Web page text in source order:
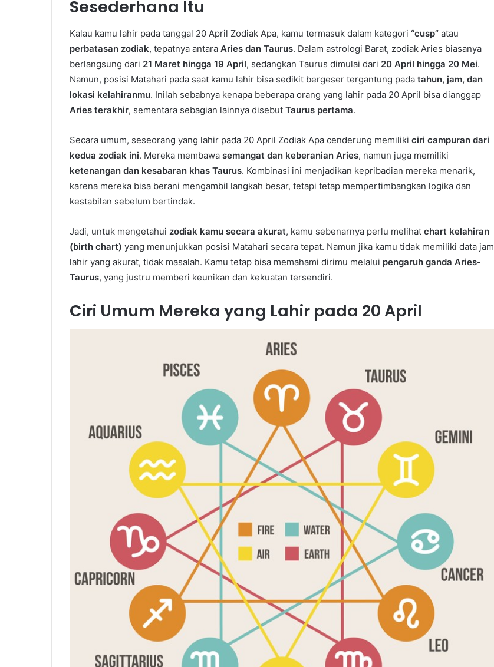
Sesederhana Itu
Kalau kamu lahir pada tanggal 20 April Zodiak Apa, kamu termasuk dalam kategori “cusp” atau
perbatasan zodiak, tepatnya antara Aries dan Taurus. Dalam astrologi Barat, zodiak Aries biasanya
berlangsung dari 21 Maret hingga 19 April, sedangkan Taurus dimulai dari 20 April hingga 20 Mei.
Namun, posisi Matahari pada saat kamu lahir bisa sedikit bergeser tergantung pada tahun, jam, dan
lokasi kelahiranmu. Inilah sebabnya kenapa beberapa orang yang lahir pada 20 April bisa dianggap
Aries terakhir, sementara sebagian lainnya disebut Taurus pertama.
Secara umum, seseorang yang lahir pada 20 April Zodiak Apa cenderung memiliki ciri campuran dari
kedua zodiak ini. Mereka membawa semangat dan keberanian Aries, namun juga memiliki
ketenangan dan kesabaran khas Taurus. Kombinasi ini menjadikan kepribadian mereka menarik,
karena mereka bisa berani mengambil langkah besar, tetapi tetap mempertimbangkan logika dan
kestabilan sebelum bertindak.
Jadi, untuk mengetahui zodiak kamu secara akurat, kamu sebenarnya perlu melihat chart kelahiran
(birth chart) yang menunjukkan posisi Matahari secara tepat. Namun jika kamu tidak memiliki data jam
lahir yang akurat, tidak masalah. Kamu tetap bisa memahami dirimu melalui pengaruh ganda Aries-
Taurus, yang justru memberi keunikan dan kekuatan tersendiri.
Ciri Umum Mereka yang Lahir pada 20 April